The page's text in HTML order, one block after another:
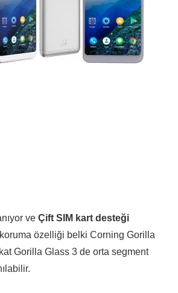
ve Çift SIM kart desteği
özelliği belki Corning Gorilla
Gorilla Glass 3 de orta segment